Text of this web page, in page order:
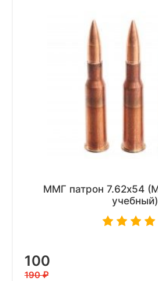
ММГ патрон 7.62х54
учебный)
100
190